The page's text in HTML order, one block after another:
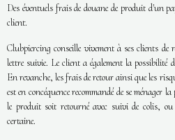
Des éventuels frais de douane de produit d'un
client.
Clubpiercing conseille vivement à ses clients
lettre suivie. Le client a également la possibilité
En revanche, les frais de retour ainsi que les
est en concéquence recommandé de se ménager
le produit soit retourné avec suivi de colis,
certaine.